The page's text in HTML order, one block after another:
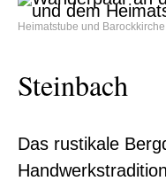
Heimatstube und Barockkirche
Steinbach
Das rustikale